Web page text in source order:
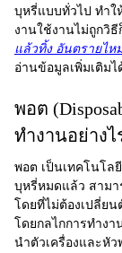
บุหรี่แบบทั่วไป ทำใ
งานใช้งานไม่ถูกวิ
แล้วทิ้ง อันตรายไห
อ่านข้อมูลเพิ่มเติมไ
พอต
ทำงานอย่างไ
พอต เป็นเทคโนโล
บุหรี่หมดแล้ว สามา
โดยที่ไม่ต้องเปลี่ยน
โดยกลไกการทำง
นำตัวเครื่องและหั